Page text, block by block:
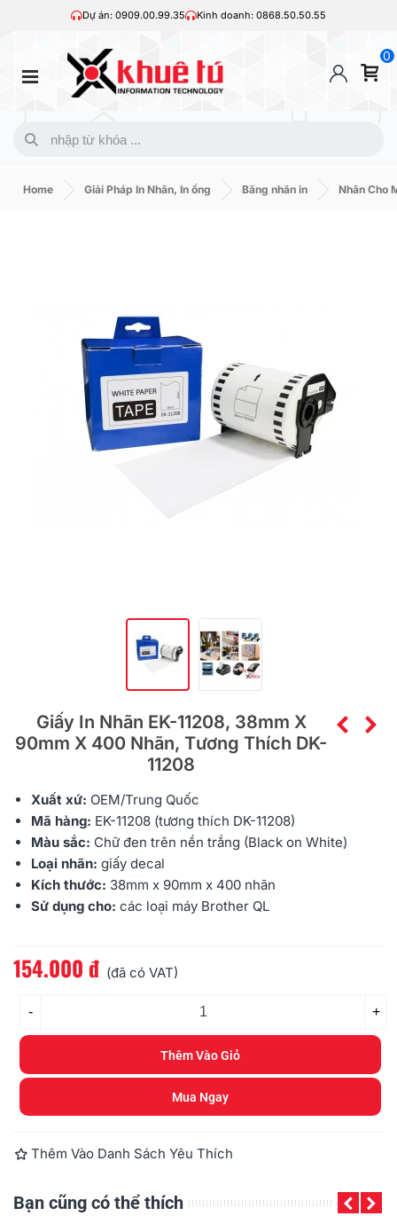
Dự án: 0909.00.99.35 Kinh doanh: 0868.50.50.55
0
Home Giải Pháp In Nhãn, In ống Băng nhãn in Nhãn Cho
Giấy In Nhãn EK-11208, 38mm X
90mm X 400 Nhãn, Tương Thích DK-
11208
Xuất xứ: OEM/Trung Quốc
Mã hàng: EK-11208 (tương thích DK-11208)
Màu sắc: Chữ đen trên nền trắng (Black on White)
Loại nhãn: giấy decal
Kích thước: 38mm x 90mm x 400 nhãn
Sử dụng cho: các loại máy Brother QL
Đọc thêm
154.000 đ (đã có VAT)
- +
Thêm Vào Giỏ
Mua Ngay
Thêm Vào Danh Sách Yêu Thích
Bạn cũng có thể thích